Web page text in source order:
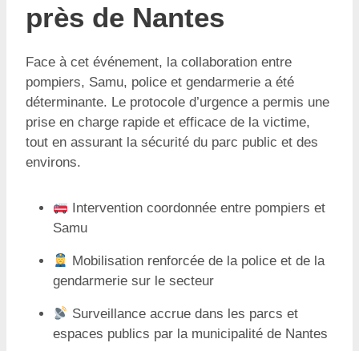
près de Nantes
Face à cet événement, la collaboration entre
pompiers, Samu, police et gendarmerie a été
déterminante. Le protocole d’urgence a permis une
prise en charge rapide et efficace de la victime,
tout en assurant la sécurité du parc public et des
environs.
Intervention coordonnée entre pompiers et
Samu
Mobilisation renforcée de la police et de la
gendarmerie sur le secteur
Surveillance accrue dans les parcs et
espaces publics par la municipalité de Nantes